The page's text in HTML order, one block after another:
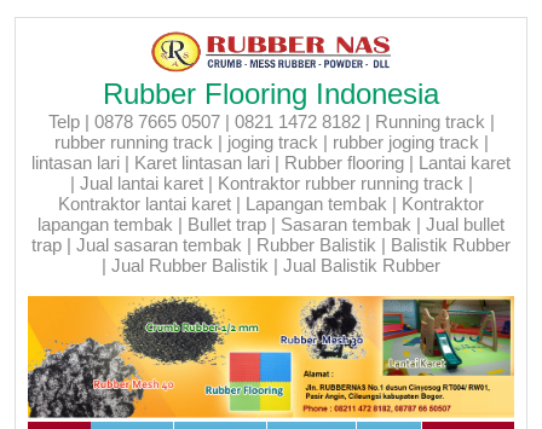
Rubber Flooring Indonesia
Telp | 0878 7665 0507 | 0821 1472 8182 | Running track |
rubber running track | joging track | rubber joging track |
lintasan lari | Karet lintasan lari | Rubber flooring | Lantai karet
| Jual lantai karet | Kontraktor rubber running track |
Kontraktor lantai karet | Lapangan tembak | Kontraktor
lapangan tembak | Bullet trap | Sasaran tembak | Jual bullet
trap | Jual sasaran tembak | Rubber Balistik | Balistik Rubber
| Jual Rubber Balistik | Jual Balistik Rubber